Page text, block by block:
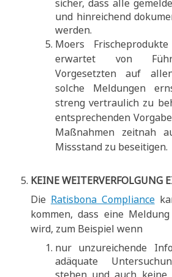
sicher, dass alle
und hinreichend
werden.
Moers
erwartet von
Vorgesetzten auf
solche Meldungen
streng vertraulich zu
entsprechenden
Maßnahmen zeitnah
Missstand zu beseitigen.
KEINE WEITERVERFOLGUNG
Die Ratisbona Compliance
kommen, dass eine
wird, zum Beispiel wenn
nur unzureichende
adäquate